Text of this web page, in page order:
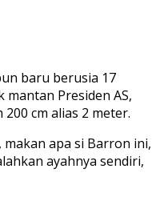
baru berusia 17
Presiden AS,
cm alias 2 meter.
apa si Barron ini,
ayahnya sendiri,